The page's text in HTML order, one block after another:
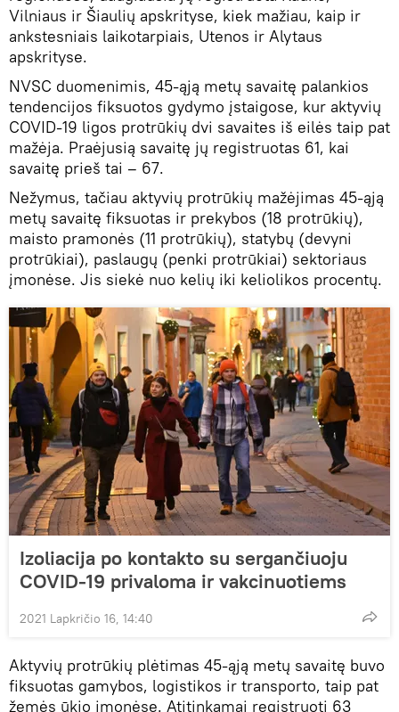
Vilniaus ir Šiaulių apskrityse, kiek mažiau, kaip ir
ankstesniais laikotarpiais, Utenos ir Alytaus
apskrityse.
NVSC duomenimis, 45-ąją metų savaitę palankios
tendencijos fiksuotos gydymo įstaigose, kur aktyvių
COVID-19 ligos protrūkių dvi savaites iš eilės taip pat
mažėja. Praėjusią savaitę jų registruotas 61, kai
savaitę prieš tai – 67.
Nežymus, tačiau aktyvių protrūkių mažėjimas 45-ąją
metų savaitę fiksuotas ir prekybos (18 protrūkių),
maisto pramonės (11 protrūkių), statybų (devyni
protrūkiai), paslaugų (penki protrūkiai) sektoriaus
įmonėse. Jis siekė nuo kelių iki keliolikos procentų.
Izoliacija po kontakto su sergančiuoju
COVID-19 privaloma ir vakcinuotiems
2021 Lapkričio 16, 14:40
Aktyvių protrūkių plėtimas 45-ąją metų savaitę buvo
fiksuotas gamybos, logistikos ir transporto, taip pat
žemės ūkio įmonėse. Atitinkamai registruoti 63